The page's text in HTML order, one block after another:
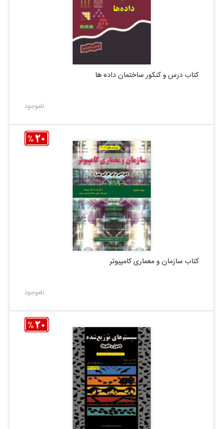
کتاب درس و کنکور ساختمان داده ها
ناموجود
کتاب سازمان و معماری کامپیوتر
ناموجود